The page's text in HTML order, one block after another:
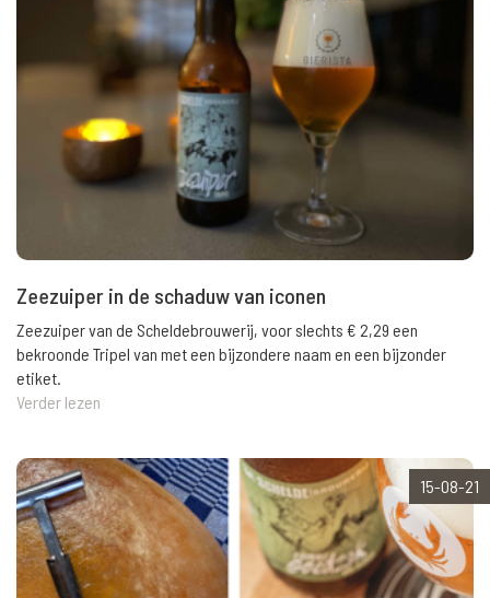
Zeezuiper in de schaduw van iconen
Zeezuiper van de Scheldebrouwerij, voor slechts € 2,29 een
bekroonde Tripel van met een bijzondere naam en een bijzonder
etiket.
Verder lezen
15-08-21